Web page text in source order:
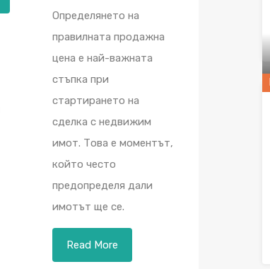
Определянето на
правилната продажна
цена е най-важната
стъпка при
стартирането на
сделка с недвижим
имот. Това е моментът,
който често
предопределя дали
имотът ще се.
Read More